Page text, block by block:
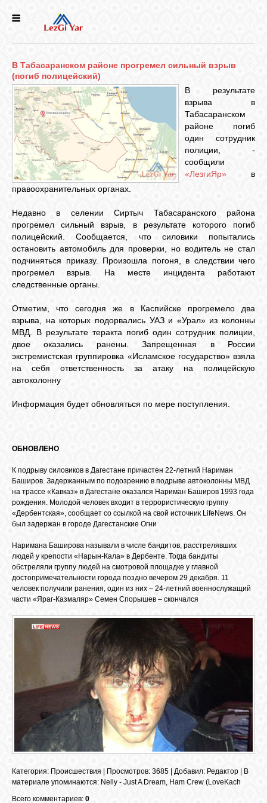
СЕЛА
ИСТОРИЯ
КУЛЬТУРА
ГОЛОС
ЛЕЗГИН
НАРОДЫ
ФОРУМ
ГОСТЕВАЯ
О САЙТЕ
МУЗЫКА
ОБЪЯВЛЕНИЯ
ОТВЕТЫ
ВХОД
RSS
VK
В Табасаранском районе прогремел сильный взрыв
(погиб полицейский)
В результате
взрыва в
Табасаранском
районе погиб
один сотрудник
полиции, -
сообщили
«ЛезгиЯр» в
правоохранительных органах.
Недавно в селении Сиртыч Табасаранского района
прогремел сильный взрыв, в результате которого погиб
полицейский. Сообщается, что силовики попытались
остановить автомобиль для проверки, но водитель не стал
подчиняться приказу. Произошла погоня, в следствии чего
прогремел взрыв. На месте инцидента работают
следственные органы.
Отметим, что сегодня же в Каспийске прогремело два
взрыва, на которых подорвались УАЗ и «Урал» из колонны
МВД. В результате теракта погиб один сотрудник полиции,
двое оказались ранены. Запрещенная в России
экстремистская группировка «Исламское государство» взяла
на себя ответственность за атаку на полицейскую
автоколонну
Информация будет обновляться по мере поступления.
ОБНОВЛЕНО
К подрыву силовиков в Дагестане причастен 22-летний Нариман
Баширов. Задержанным по подозрению в подрыве автоколонны МВД
на трассе «Кавказ» в Дагестане оказался Нариман Баширов 1993 года
рождения. Молодой человек входит в террористическую группу
«Дербентская», сообщает со ссылкой на свой источник LifeNews. Он
был задержан в городе Дагестанские Огни
Наримана Баширова называли в числе бандитов, расстрелявших
людей у крепости «Нарын-Кала» в Дербенте. Тогда бандиты
обстреляли группу людей на смотровой площадке у главной
достопримечательности города поздно вечером 29 декабря. 11
человек получили ранения, один из них – 24-летний военнослужащий
части «Яраг-Казмаляр» Семен Спорышев – скончался
Категория: Происшествия Просмотров: 3685 | Добавил: Редактор
В
материале упоминаются: Nelly - Just A Dream, Ham Crew (LoveKach
Всего комментариев: 0